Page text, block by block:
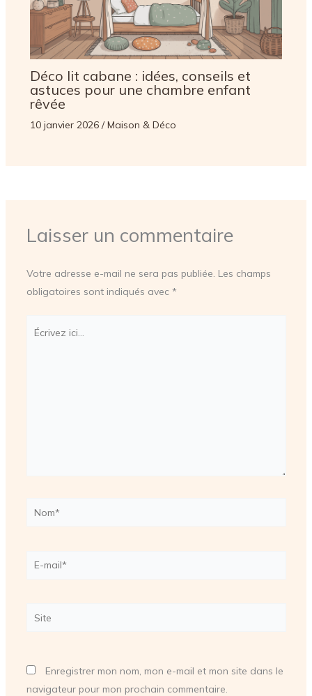
Déco lit cabane : idées, conseils et
astuces pour une chambre enfant
rêvée
10 janvier 2026 /Maison & Déco
Laisser un commentaire
Votre adresse e-mail ne sera pas publiée. Les champs
obligatoires sont indiqués avec *
Nom*
E-
Site
Enregistrer mon nom, mon e-mail et mon site dans le
navigateur pour mon prochain commentaire.